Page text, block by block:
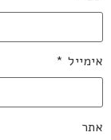
אימייל *
אתר